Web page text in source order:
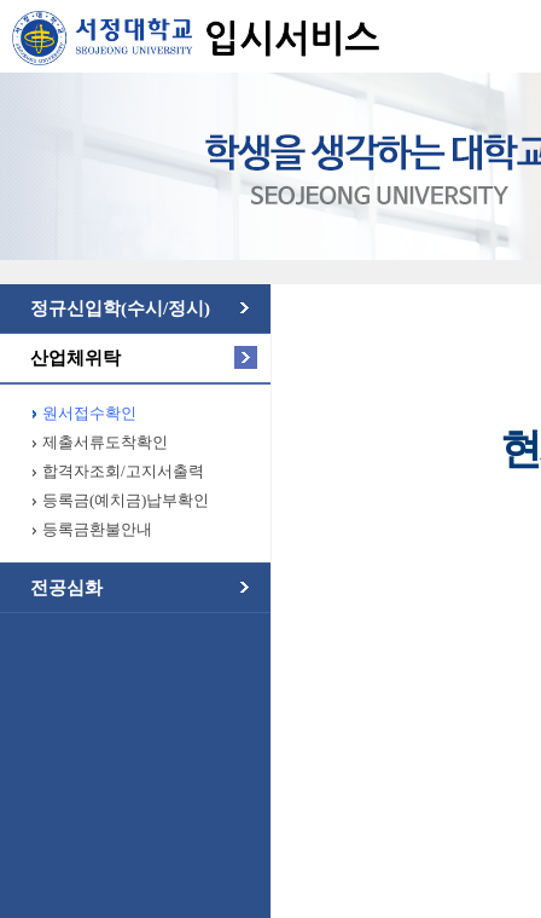
정규신입학(수시/정시)
산업체위탁
원서접수확인
제출서류도착확인
합격자조회/고지서출력
등록금(예치금)납부확인
등록금환불안내
전공심화